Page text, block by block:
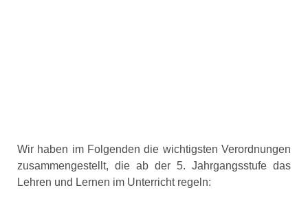
Wir haben im Folgenden die wichtigsten Verordnungen
zusammengestellt, die ab der 5. Jahrgangsstufe das
Lehren und Lernen im Unterricht regeln: